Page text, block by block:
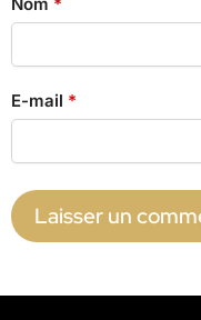
E-mail *